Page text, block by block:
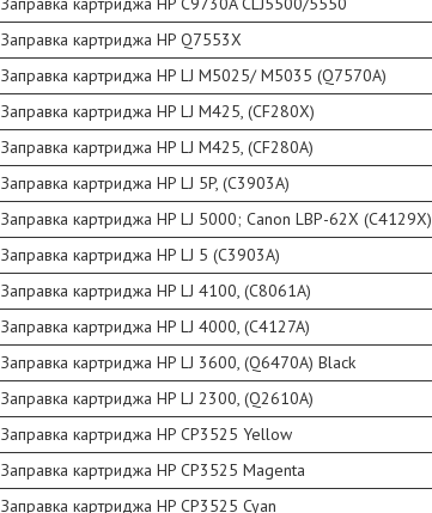
Заправка картриджа HP Q7553X
Заправка картриджа HP LJ M5025/ M5035 (Q7570A)
Заправка картриджа HP LJ M425, (CF280X)
Заправка картриджа HP LJ M425, (CF280A)
Заправка картриджа HP LJ 5P, (C3903A)
Заправка картриджа HP LJ 5000; Canon LBP-62X (C4129X)
Заправка картриджа HP LJ 5 (C3903A)
Заправка картриджа HP LJ 4100, (C8061A)
Заправка картриджа HP LJ 4000, (C4127A)
Заправка картриджа HP LJ 3600, (Q6470A) Black
Заправка картриджа HP LJ 2300, (Q2610A)
Заправка картриджа HP CP3525 Yellow
Заправка картриджа HP CP3525 Magenta
Заправка картриджа HP CP3525 Cyan